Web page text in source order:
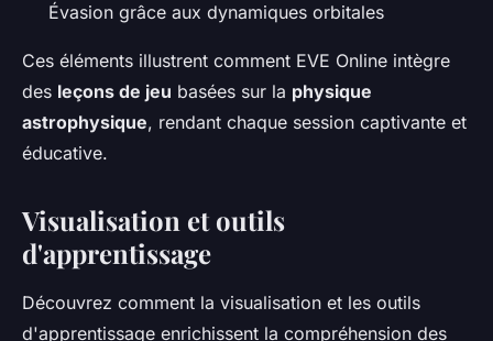
Évasion grâce aux dynamiques orbitales
Ces éléments illustrent comment EVE Online intègre
des leçons de jeu basées sur la physique
astrophysique, rendant chaque session captivante et
éducative.
Visualisation et outils
d'apprentissage
Découvrez comment la visualisation et les outils
d'apprentissage enrichissent la compréhension des